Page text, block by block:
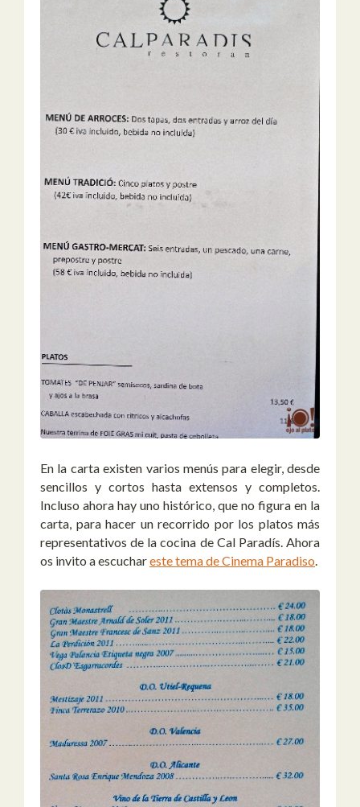
En la carta existen varios menús para elegir, desde
sencillos y cortos hasta extensos y completos.
Incluso ahora hay uno histórico, que no figura en la
carta, para hacer un recorrido por los platos más
representativos de la cocina de Cal Paradís. Ahora
os invito a escuchareste tema de Cinema Paradiso.